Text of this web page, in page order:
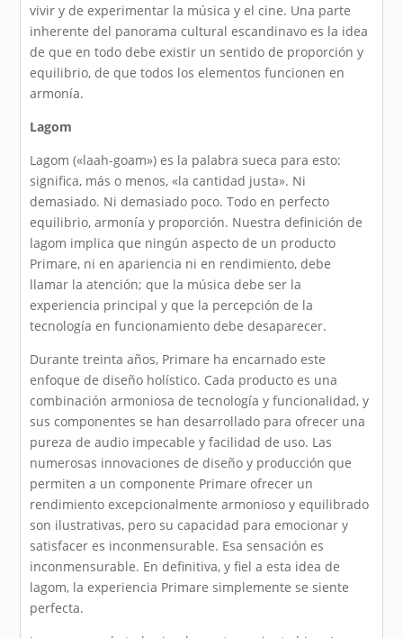
vivir y de experimentar la música y el cine. Una parte
inherente del panorama cultural escandinavo es la idea
de que en todo debe existir un sentido de proporción y
equilibrio, de que todos los elementos funcionen en
armonía.
Lagom
Lagom («laah-goam») es la palabra sueca para esto:
significa, más o menos, «la cantidad justa». Ni
demasiado. Ni demasiado poco. Todo en perfecto
equilibrio, armonía y proporción. Nuestra definición de
lagom implica que ningún aspecto de un producto
Primare, ni en apariencia ni en rendimiento, debe
llamar la atención; que la música debe ser la
experiencia principal y que la percepción de la
tecnología en funcionamiento debe desaparecer.
Durante treinta años, Primare ha encarnado este
enfoque de diseño holístico. Cada producto es una
combinación armoniosa de tecnología y funcionalidad, y
sus componentes se han desarrollado para ofrecer una
pureza de audio impecable y facilidad de uso. Las
numerosas innovaciones de diseño y producción que
permiten a un componente Primare ofrecer un
rendimiento excepcionalmente armonioso y equilibrado
son ilustrativas, pero su capacidad para emocionar y
satisfacer es inconmensurable. Esa sensación es
inconmensurable. En definitiva, y fiel a esta idea de
lagom, la experiencia Primare simplemente se siente
perfecta.